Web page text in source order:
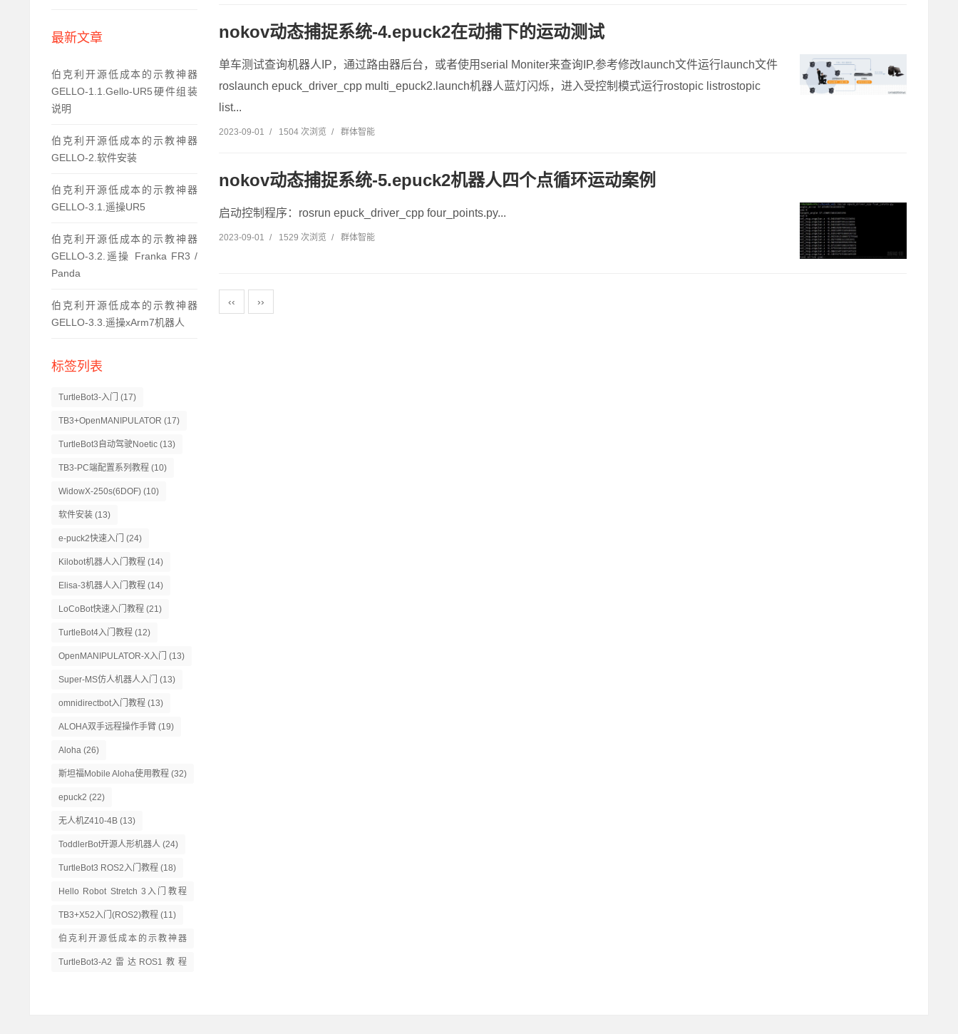
最新文章
伯克利开源低成本的示教神器
GELLO-1.1.Gello-UR5硬件组装
说明
伯克利开源低成本的示教神器
GELLO-2.软件安装
伯克利开源低成本的示教神器
GELLO-3.1.遥操UR5
伯克利开源低成本的示教神器
GELLO-3.2.遥操 Franka FR3 /
Panda
伯克利开源低成本的示教神器
GELLO-3.3.遥操xArm7机器人
标签列表
TurtleBot3-入门 (17)
TB3+OpenMANIPULATOR (17)
TurtleBot3自动驾驶Noetic (13)
TB3-PC端配置系列教程 (10)
WidowX-250s(6DOF) (10)
软件安装 (13)
e-puck2快速入门 (24)
Kilobot机器人入门教程 (14)
Elisa-3机器人入门教程 (14)
LoCoBot快速入门教程 (21)
TurtleBot4入门教程 (12)
OpenMANIPULATOR-X入门 (13)
Super-MS仿人机器人入门 (13)
omnidirectbot入门教程 (13)
ALOHA双手远程操作手臂 (19)
Aloha (26)
斯坦福Mobile Aloha使用教程 (32)
epuck2 (22)
无人机Z410-4B (13)
ToddlerBot开源人形机器人 (24)
TurtleBot3 ROS2入门教程 (18)
Hello Robot Stretch 3入门教程
(14)
TB3+X52入门(ROS2)教程 (11)
伯克利开源低成本的示教神器
GELLO(13)
TurtleBot3-A2雷达ROS1教程
nokov动态捕捉系统-4.epuck2在动捕下的运动测试
单车测试查询机器人IP，通过路由器后台，或者使用serial Moniter来查询IP,参考修改launch文件运行launch文件
roslaunch epuck_driver_cpp multi_epuck2.launch机器人蓝灯闪烁，进入受控制模式运行rostopic listrostopic
list...
2023-09-01 / 1504 次浏览 / 群体智能
nokov动态捕捉系统-5.epuck2机器人四个点循环运动案例
启动控制程序：rosrun epuck_driver_cpp four_points.py...
2023-09-01 / 1529 次浏览 / 群体智能
‹‹ ››